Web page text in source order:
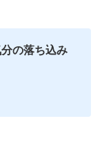
の落ち込み